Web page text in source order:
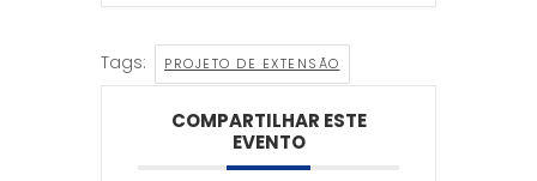
Tags: PROJETO DE EXTENSÃO
COMPARTILHAR ESTE
EVENTO